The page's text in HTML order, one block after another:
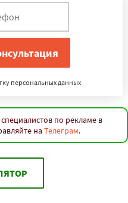
персональных данных
по рекламе в
на Телеграм.